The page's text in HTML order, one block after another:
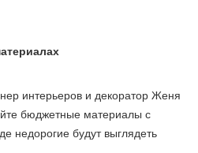
интерьеров и декоратор Женя
бюджетные материалы с
недорогие будут выглядеть